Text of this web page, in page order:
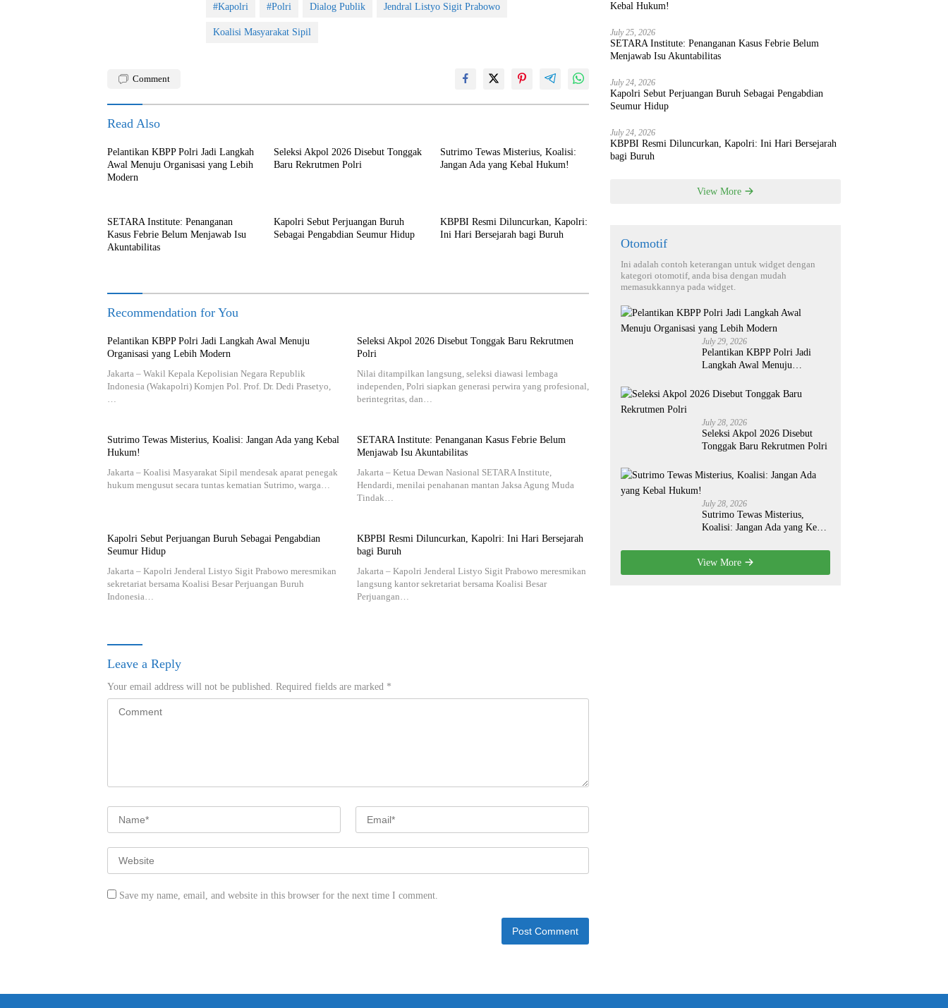
#Kapolri #Polri Dialog Publik Jendral Listyo Sigit Prabowo
Koalisi Masyarakat Sipil
Comment
Read Also
Pelantikan KBPP Polri Jadi Langkah
Awal Menuju Organisasi yang Lebih
Modern
Seleksi Akpol 2026 Disebut Tonggak
Baru Rekrutmen Polri
Sutrimo Tewas Misterius, Koalisi:
Jangan Ada yang Kebal Hukum!
SETARA Institute: Penanganan
Kasus Febrie Belum Menjawab Isu
Akuntabilitas
Kapolri Sebut Perjuangan Buruh
Sebagai Pengabdian Seumur Hidup
KBPBI Resmi Diluncurkan, Kapolri:
Ini Hari Bersejarah bagi Buruh
Recommendation for You
Pelantikan KBPP Polri Jadi Langkah Awal Menuju
Organisasi yang Lebih Modern
Jakarta – Wakil Kepala Kepolisian Negara Republik
Indonesia (Wakapolri) Komjen Pol. Prof. Dr. Dedi Prasetyo,
…
Seleksi Akpol 2026 Disebut Tonggak Baru Rekrutmen
Polri
Nilai ditampilkan langsung, seleksi diawasi lembaga
independen, Polri siapkan generasi perwira yang profesional,
berintegritas, dan…
Sutrimo Tewas Misterius, Koalisi: Jangan Ada yang Kebal
Hukum!
Jakarta – Koalisi Masyarakat Sipil mendesak aparat penegak
hukum mengusut secara tuntas kematian Sutrimo, warga…
SETARA Institute: Penanganan Kasus Febrie Belum
Menjawab Isu Akuntabilitas
Jakarta – Ketua Dewan Nasional SETARA Institute,
Hendardi, menilai penahanan mantan Jaksa Agung Muda
Tindak…
Kapolri Sebut Perjuangan Buruh Sebagai Pengabdian
Seumur Hidup
Jakarta – Kapolri Jenderal Listyo Sigit Prabowo meresmikan
sekretariat bersama Koalisi Besar Perjuangan Buruh
Indonesia…
KBPBI Resmi Diluncurkan, Kapolri: Ini Hari Bersejarah
bagi Buruh
Jakarta – Kapolri Jenderal Listyo Sigit Prabowo meresmikan
langsung kantor sekretariat bersama Koalisi Besar
Perjuangan…
Leave a Reply
Your email address will not be published. Required fields are marked *
Save my name, email, and website in this browser for the next time I comment.
Kebal Hukum!
July 25, 2026
SETARA Institute: Penanganan Kasus Febrie Belum
Menjawab Isu Akuntabilitas
July 24, 2026
Kapolri Sebut Perjuangan Buruh Sebagai Pengabdian
Seumur Hidup
July 24, 2026
KBPBI Resmi Diluncurkan, Kapolri: Ini Hari Bersejarah
bagi Buruh
View More
Otomotif
Ini adalah contoh keterangan untuk widget dengan
kategori otomotif, anda bisa dengan mudah
memasukkannya pada widget.
July 29, 2026
Pelantikan KBPP Polri Jadi
Langkah Awal Menuju
July 28, 2026
Seleksi Akpol 2026 Disebut
Tonggak Baru Rekrutmen Polri
July 28, 2026
Sutrimo Tewas Misterius,
Koalisi: Jangan Ada yang Kebal
View More